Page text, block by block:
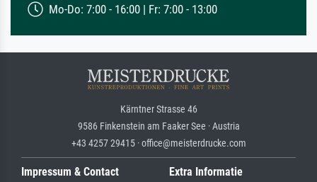
Mo-Do: 7:00 - 16:00 | Fr: 7:00 - 13:00
Kärntner Strasse 46
9586 Finkenstein am Faaker See · Austria
+43 4257 29415 · office@meisterdrucke.com
Impressum & Contact Extra Informatie